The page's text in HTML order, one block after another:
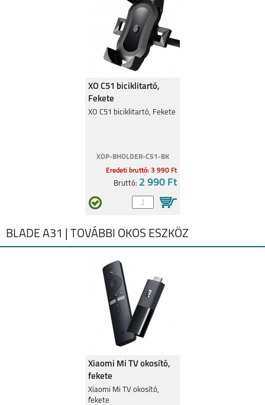
XO C51 biciklitartó,
Fekete
XO C51 biciklitartó, Fekete
XOP-BHOLDER-C51-BK
Eredeti bruttó: 3 990 Ft
Bruttó: 2 990 Ft
BLADE A31 | TOVÁBBI OKOS ESZKÖZ
Xiaomi Mi TV okosító,
fekete
Xiaomi Mi TV okosító,
fekete